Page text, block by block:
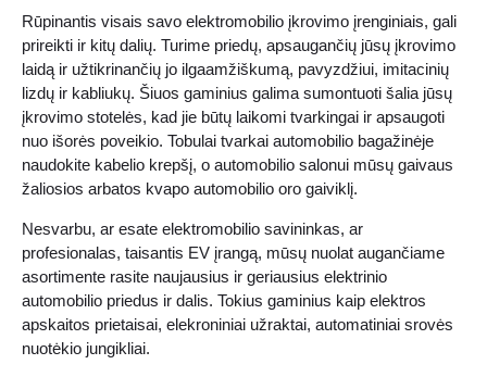
Rūpinantis visais savo elektromobilio įkrovimo įrenginiais, gali
prireikti ir kitų dalių. Turime priedų, apsaugančių jūsų įkrovimo
laidą ir užtikrinančių jo ilgaamžiškumą, pavyzdžiui, imitacinių
lizdų ir kabliukų. Šiuos gaminius galima sumontuoti šalia jūsų
įkrovimo stotelės, kad jie būtų laikomi tvarkingai ir apsaugoti
nuo išorės poveikio. Tobulai tvarkai automobilio bagažinėje
naudokite kabelio krepšį, o automobilio salonui mūsų gaivaus
žaliosios arbatos kvapo automobilio oro gaiviklį.
Nesvarbu, ar esate elektromobilio savininkas, ar
profesionalas, taisantis EV įrangą, mūsų nuolat augančiame
asortimente rasite naujausius ir geriausius elektrinio
automobilio priedus ir dalis. Tokius gaminius kaip elektros
apskaitos prietaisai, elekroniniai užraktai, automatiniai srovės
nuotėkio jungikliai.